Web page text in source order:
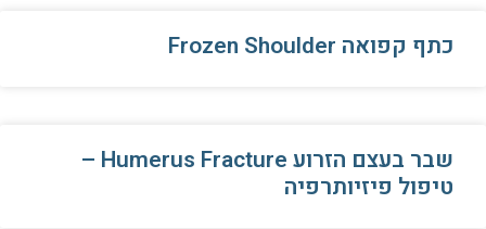
כתף קפואה Frozen Shoulder
שבר בעצם הזרוע Humerus Fracture –
טיפול פיזיותרפיה